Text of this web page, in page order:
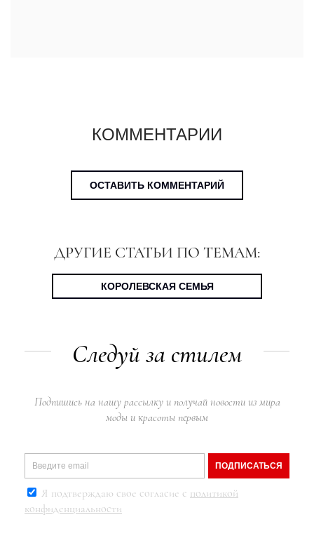
КОММЕНТАРИИ
ОСТАВИТЬ КОММЕНТАРИЙ
ДРУГИЕ СТАТЬИ ПО ТЕМАМ:
КОРОЛЕВСКАЯ СЕМЬЯ
Следуй за стилем
Подпишись на нашу рассылку и получай новости из мира
моды и красоты первым
ПОДПИСАТЬСЯ
Я подтверждаю свое согласие с политикой
конфиденциальности